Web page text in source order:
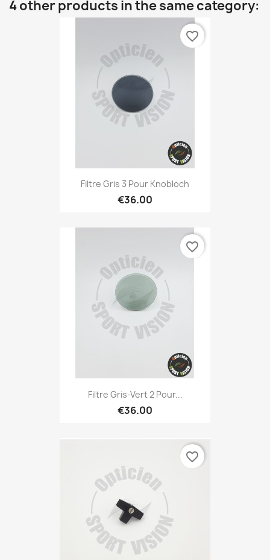
4 other products in the same category:
Filtre Gris 3 Pour Knobloch
€36.00
favorite_border
Filtre Gris-Vert 2 Pour...
€36.00
favorite_border
favorite_border